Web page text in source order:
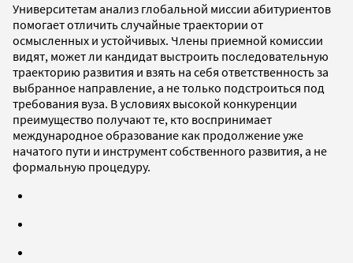
Университетам анализ глобальной миссии абитуриентов
помогает отличить случайные траектории от
осмысленных и устойчивых. Члены приемной комиссии
видят, может ли кандидат выстроить последовательную
траекторию развития и взять на себя ответственность за
выбранное направление, а не только подстроиться под
требования вуза. В условиях высокой конкуренции
преимущество получают те, кто воспринимает
международное образование как продолжение уже
начатого пути и инструмент собственного развития, а не
формальную процедуру.